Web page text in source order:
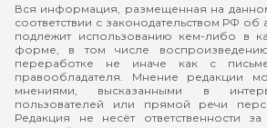
Вся информация, размещенная на
соответствии с законодательством РФ
подлежит использованию кем-либо в
форме, в том числе
переработке не иначе как с
правообладателя. Мнение редакции
мнениями, высказанными в
пользователей или прямой речи
Редакция не несёт ответственности